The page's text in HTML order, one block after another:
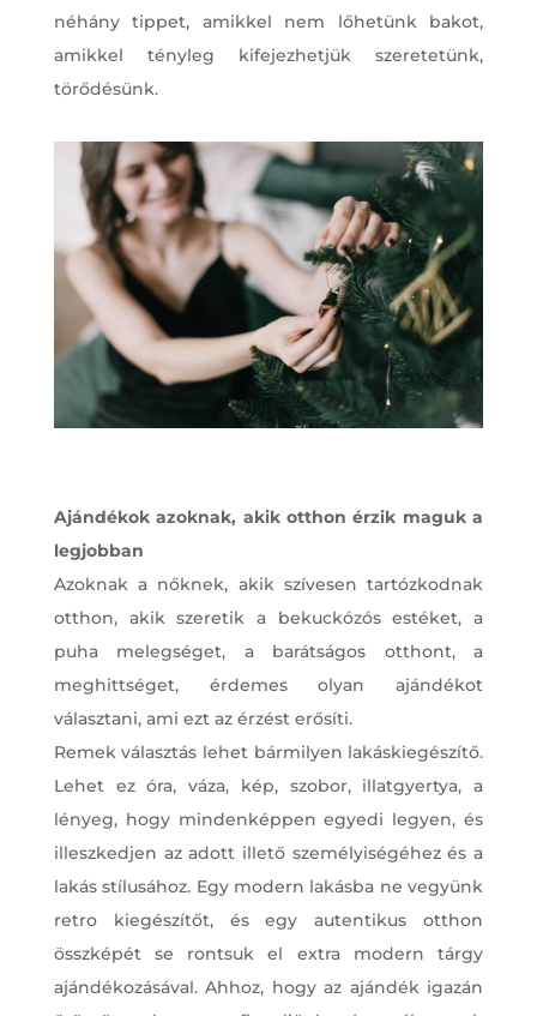
néhány tippet, amikkel nem lőhetünk bakot,
amikkel tényleg kifejezhetjük szeretetünk,
törődésünk.
Ajándékok azoknak, akik otthon érzik maguk a
legjobban
Azoknak a nőknek, akik szívesen tartózkodnak
otthon, akik szeretik a bekuckózós estéket, a
puha melegséget, a barátságos otthont, a
meghittséget, érdemes olyan ajándékot
választani, ami ezt az érzést erősíti.
Remek választás lehet bármilyen lakáskiegészítő.
Lehet ez óra, váza, kép, szobor, illatgyertya, a
lényeg, hogy mindenképpen egyedi legyen, és
illeszkedjen az adott illető személyiségéhez és a
lakás stílusához. Egy modern lakásba ne vegyünk
retro kiegészítőt, és egy autentikus otthon
összképét se rontsuk el extra modern tárgy
ajándékozásával. Ahhoz, hogy az ajándék igazán